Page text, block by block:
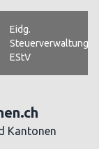
Eidg.
Steuerverwaltung
EStV
Kantonen